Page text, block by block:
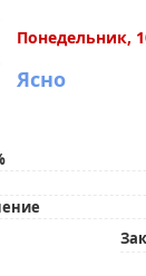
Понедельник,
Ясно